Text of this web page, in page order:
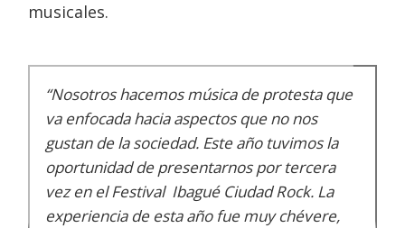
musicales.
“Nosotros hacemos música de protesta que
va enfocada hacia aspectos que no nos
gustan de la sociedad. Este año tuvimos la
oportunidad de presentarnos por tercera
vez en el Festival Ibagué Ciudad Rock. La
experiencia de esta año fue muy chévere,